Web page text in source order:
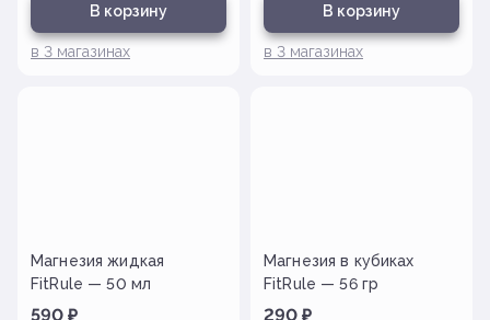
В корзину
в 3 магазинах
В корзину
в 3 магазинах
Магнезия жидкая
FitRule — 50 мл
590 ₽
Магнезия в кубиках
FitRule — 56 гр
290 ₽